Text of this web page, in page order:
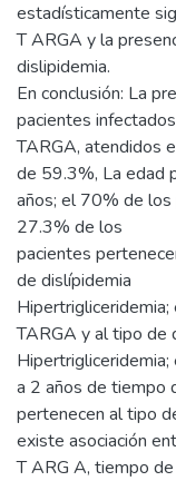
estadísticamente
T ARGA y la
dislipidemia.
En conclusión: La
pacientes
TARGA, atendidos
de 59.3%, La edad
años; el 70% de
27.3% de los
pacientes
de dislípidemia
TARGA y al tipo de
a 2 años de tiempo
pertenecen al tipo
existe asociación
T ARG A, tiempo